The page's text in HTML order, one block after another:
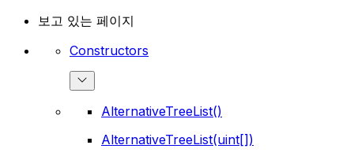
보고 있는 페이지
Constructors
AlternativeTreeList()
AlternativeTreeList(uint[])